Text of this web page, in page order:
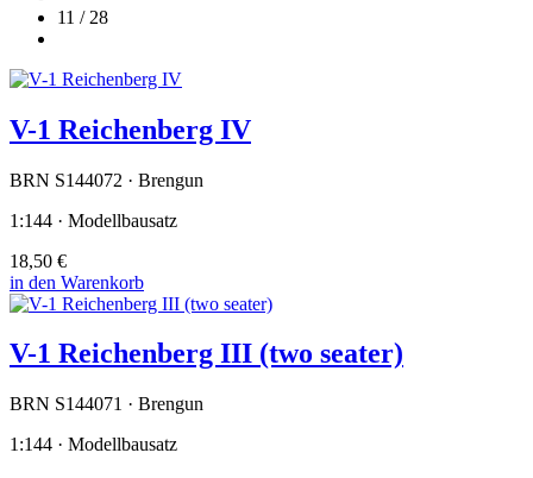
11 / 28
V-1 Reichenberg IV
BRN S144072 · Brengun
1:144 · Modellbausatz
18,50 €
in den Warenkorb
V-1 Reichenberg III (two seater)
BRN S144071 · Brengun
1:144 · Modellbausatz